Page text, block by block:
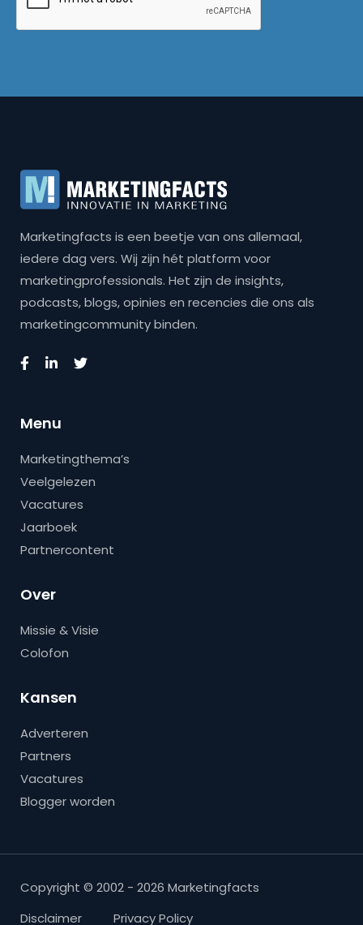
Marketingfacts is een beetje van ons allemaal,
iedere dag vers. Wij zijn hét platform voor
marketingprofessionals. Het zijn de insights,
podcasts, blogs, opinies en recencies die ons als
marketingcommunity binden.
Menu
Marketingthema’s
Veelgelezen
Vacatures
Jaarboek
Partnercontent
Over
Missie & Visie
Colofon
Kansen
Adverteren
Partners
Vacatures
Blogger worden
Copyright © 2002 - 2026 Marketingfacts
Disclaimer
Privacy Policy